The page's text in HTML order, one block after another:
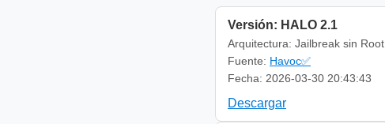
Versión: HALO 2.1
Arquitectura: Jailbreak sin Root
Fuente: Havoc✅
Fecha: 2026-03-30 20:43:43
Descargar